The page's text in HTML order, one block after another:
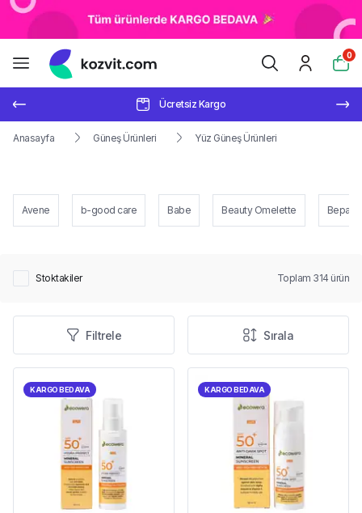
0
Ücretsiz Kargo
Anasayfa Güneş Ürünleri Yüz Güneş Ürünleri
Avene b-good care Babe Beauty Omelette
Stoktakiler Toplam 314 ürün
Filtrele Sırala
KARGO BEDAVA KARGO BEDAVA